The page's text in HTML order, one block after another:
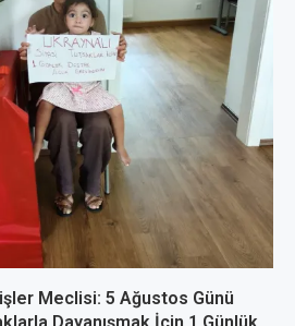
Meclisi: 5 Ağustos Günü